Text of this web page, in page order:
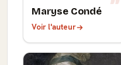
Maryse Condé
Voir l'auteur